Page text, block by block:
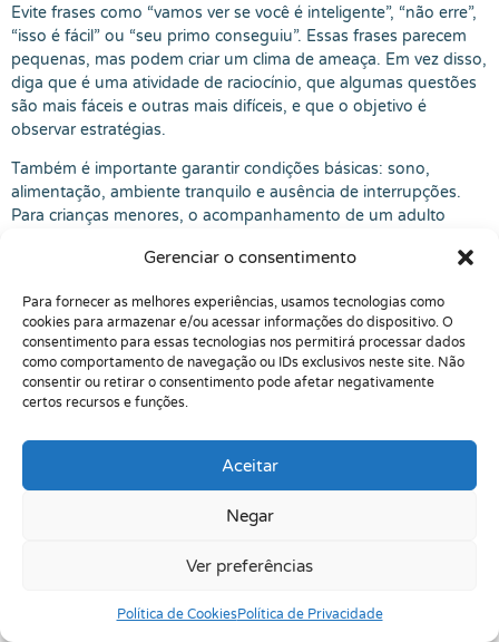
Gerenciar o consentimento
Para fornecer as melhores experiências, usamos tecnologias como
cookies para armazenar e/ou acessar informações do dispositivo. O
consentimento para essas tecnologias nos permitirá processar dados
como comportamento de navegação ou IDs exclusivos neste site. Não
consentir ou retirar o consentimento pode afetar negativamente
certos recursos e funções.
Aceitar
Negar
Ver preferências
Política de CookiesPolítica de Privacidade
Evite frases como “vamos ver se você é inteligente”, “não erre”,
“isso é fácil” ou “seu primo conseguiu”. Essas frases parecem
pequenas, mas podem criar um clima de ameaça. Em vez disso,
diga que é uma atividade de raciocínio, que algumas questões
são mais fáceis e outras mais difíceis, e que o objetivo é
observar estratégias.
Também é importante garantir condições básicas: sono,
alimentação, ambiente tranquilo e ausência de interrupções.
Para crianças menores, o acompanhamento de um adulto
corrigir a cada segundo ou demonstrar impaciência. O adulto
Na psicoterapia infantil, eu observo muito como a criança reage
à expectativa do adulto. Algumas tentam adivinhar o que o
adulto quer. Outras se rebelam. Outras fazem graça para
esconder insegurança. Outras ficam perfeccionistas. Quando a
sente mais livre para mostrar como pensa.
Exemplo fictício para exemplificar:
Lucas, de 8 anos, dizia “não
sei” antes de olhar a questão. Em casa, os adultos corrigiam
muito rápido. O que funcionou foi combinar que ele teria
interrompido. O que não funcionou foi repetir “presta atenção”
melhora no grito; às vezes ela precisa de ambiente, vínculo e